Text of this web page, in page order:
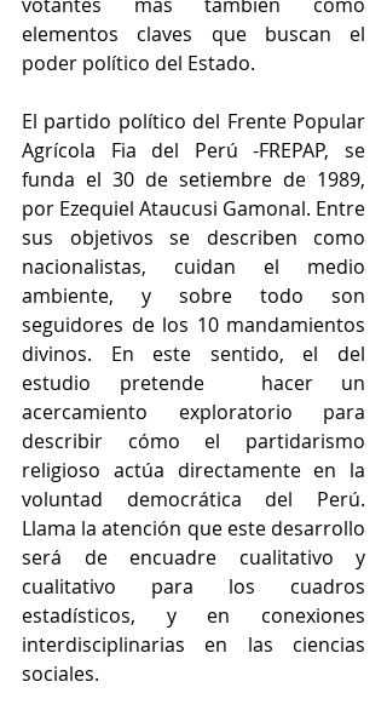
elementos claves que buscan el
poder político del Estado.
El partido político del Frente Popular
Agrícola Fia del Perú -FREPAP, se
funda el 30 de setiembre de 1989,
por Ezequiel Ataucusi Gamonal. Entre
sus objetivos se describen como
nacionalistas, cuidan el medio
ambiente, y sobre todo son
seguidores de los 10 mandamientos
divinos. En este sentido, el del
estudio pretende  hacer un
acercamiento exploratorio para
describir cómo el partidarismo
religioso actúa directamente en la
voluntad democrática del Perú.
Llama la atención que este desarrollo
será de encuadre cualitativo y
cualitativo para los cuadros
estadísticos, y en conexiones
interdisciplinarias en las ciencias
sociales.